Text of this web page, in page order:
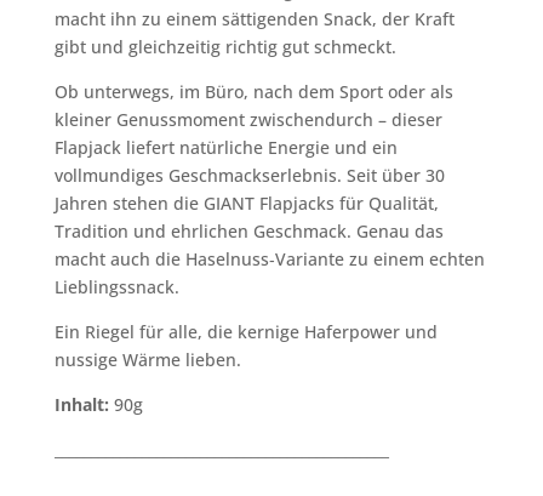
macht ihn zu einem sättigenden Snack, der Kraft
gibt und gleichzeitig richtig gut schmeckt.
Ob unterwegs, im Büro, nach dem Sport oder als
kleiner Genussmoment zwischendurch – dieser
Flapjack liefert natürliche Energie und ein
vollmundiges Geschmackserlebnis. Seit über 30
Jahren stehen die GIANT Flapjacks für Qualität,
Tradition und ehrlichen Geschmack. Genau das
macht auch die Haselnuss‑Variante zu einem echten
Lieblingssnack.
Ein Riegel für alle, die kernige Haferpower und
nussige Wärme lieben.
Inhalt: 90g